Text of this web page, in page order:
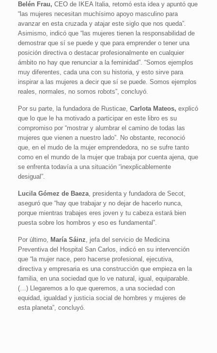
Belén Frau, CEO de IKEA Italia, retomó esta idea y apuntó que
“las mujeres necesitan muchísimo apoyo masculino para
avanzar en esta cruzada y atajar este siglo que nos queda”.
Asimismo, indicó que “las mujeres tienen la responsabilidad de
demostrar que sí se puede y que para emprender o tener una
posición directiva o destacar profesionalmente en cualquier
ámbito no hay que renunciar a la feminidad”. “Somos ejemplos
muy diferentes, cada una con su historia, y esto sirve para
inspirar a las mujeres a decir que sí se puede. Somos ejemplos
reales, normales, no somos robots”, concluyó.
Por su parte, la fundadora de Rusticae,Carlota Mateos, explicó
que lo que le ha motivado a participar en este libro es su
compromiso por “mostrar y alumbrar el camino de todas las
mujeres que vienen a nuestro lado”. No obstante, reconoció
que, en el mudo de la mujer emprendedora, no se sufre tanto
como en el mundo de la mujer que trabaja por cuenta ajena, que
se enfrenta todavía a una situación “inexplicablemente
desigual”.
Lucila Gómez de Baeza, presidenta y fundadora de Secot,
aseguró que “hay que trabajar y no dejar de hacerlo nunca,
porque mientras trabajes eres joven y tu cabeza estará bien
puesta sobre los hombros y eso es fundamental”.
Por último, María Sáinz, jefa del servicio de Medicina
Preventiva del Hospital San Carlos, indicó en su intervención
que “la mujer nace, pero hacerse profesional, ejecutiva,
directiva y empresaria es una construcción que empieza en la
familia, en una sociedad que lo ve natural, igual, equiparable.
(…) Llegaremos a lo que queremos, a una sociedad con
equidad, igualdad y justicia social de hombres y mujeres de
esta planeta”, concluyó.